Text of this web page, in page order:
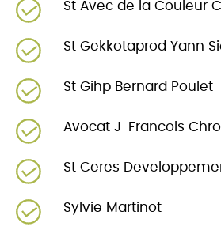
St Avec de la Couleur
St Gekkotaprod Yann
St Gihp Bernard Poulet
Avocat J-Francois
St Ceres
Sylvie Martinot